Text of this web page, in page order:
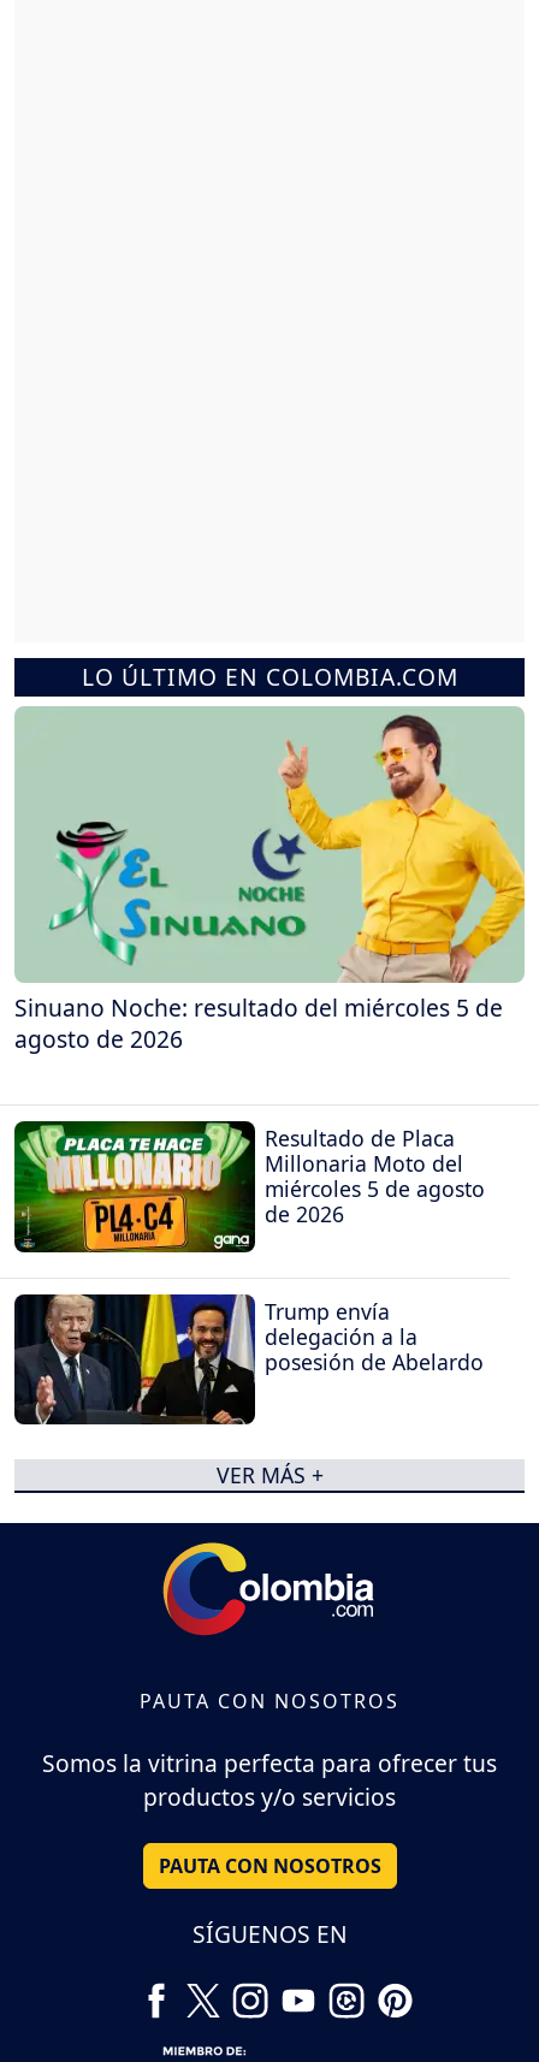
LO ÚLTIMO EN COLOMBIA.COM
Sinuano Noche: resultado del miércoles 5 de
agosto de 2026
Resultado de Placa
Millonaria Moto del
miércoles 5 de agosto
de 2026
Trump envía
delegación a la
posesión de Abelardo
VER MÁS +
PAUTA CON NOSOTROS
Somos la vitrina perfecta para ofrecer tus
productos y/o servicios
PAUTA CON NOSOTROS
SÍGUENOS EN